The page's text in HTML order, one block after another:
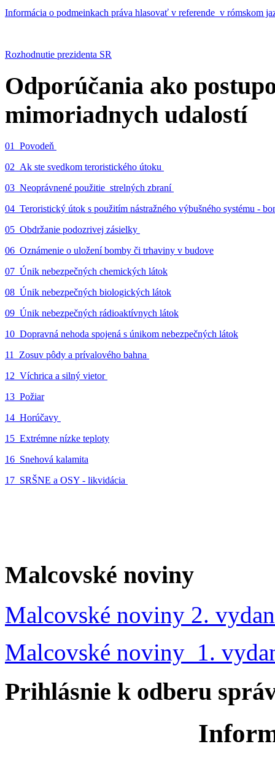
Informácia o podmeinkach práva hlasovať v referende v rómskom
Rozhodnutie prezidenta SR
Odporúčania ako
mimoriadnych udalostí
01_Povodeň
02_Ak ste svedkom teroristického útoku
03_Neoprávnené použitie strelných zbraní
04_Teroristický útok s použitím nástražného výbušného systému -
05_Obdržanie podozrivej zásielky
06_Oznámenie o uložení bomby či trhaviny v budove
07_Únik nebezpečných chemických látok
08_Únik nebezpečných biologických látok
09_Únik nebezpečných rádioaktívnych látok
10_Dopravná nehoda spojená s únikom nebezpečných látok
11_Zosuv pôdy a prívalového bahna
12_Víchrica a silný vietor
13_Požiar
14_Horúčavy
15_Extrémne nízke teploty
16_Snehová kalamita
17_SRŠNE a OSY - likvidácia
Malcovské noviny
Malcovské noviny 2.
Malcovské noviny 1.
Prihlásnie k odberu